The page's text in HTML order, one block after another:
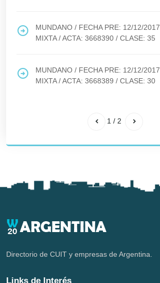
MUNDANO / FECHA PRE: 12/12/2017
MIXTA/ ACTA: 3668390 / CLASE: 35
MUNDANO / FECHA PRE: 12/12/2017
MIXTA/ ACTA: 3668389 / CLASE: 30
1 / 2
Directorio de CUIT y empresas de Argentina.
Links de Interés